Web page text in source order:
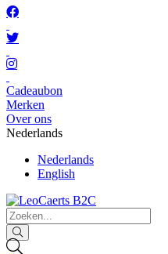
Cadeaubon
Merken
Over ons
Nederlands
Nederlands
English